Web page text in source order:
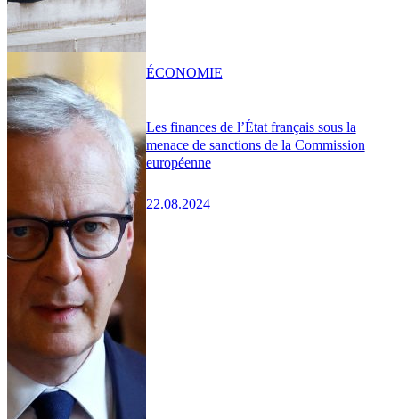
Les finances de l’État français sous la
menace de sanctions de la Commission
européenne
22.08.2024
ÉCONOMIE